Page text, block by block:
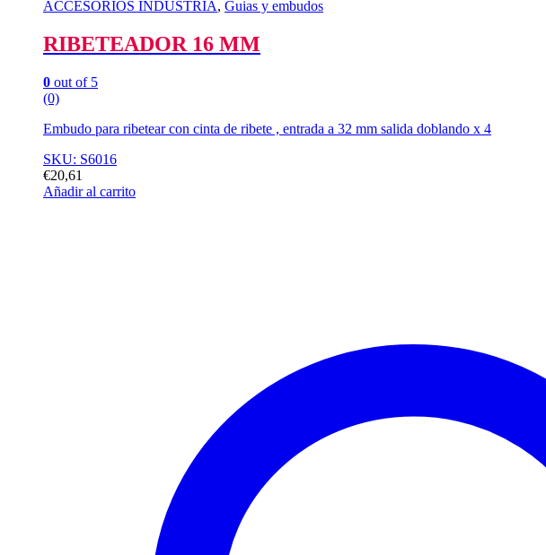
ACCESORIOS INDUSTRIA, Guias y embudos
RIBETEADOR 16 MM
0 out of 5
(0)
Embudo para ribetear con cinta de ribete , entrada a 32 mm salida doblando x 4
SKU: S6016
€20,61
Añadir al carrito